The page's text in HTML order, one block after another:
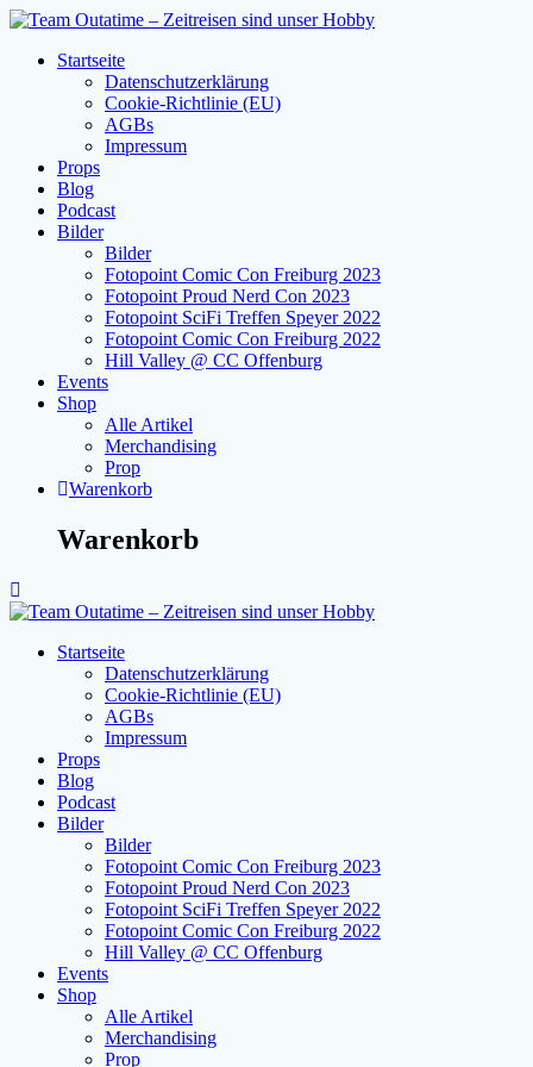
Zum
springenStartseite
Datenschutzerklärung
Cookie-Richtlinie (EU)
AGBs
Impressum
Props
Blog
Podcast
Bilder
Bilder
Fotopoint Comic Con Freiburg 2023
Fotopoint Proud Nerd Con 2023
Fotopoint SciFi Treffen Speyer 2022
Fotopoint Comic Con Freiburg 2022
Hill Valley @ CC Offenburg
Events
Shop
Alle Artikel
Merchandising
Prop
Warenkorb
Warenkorb
Startseite
Datenschutzerklärung
Cookie-Richtlinie (EU)
AGBs
Impressum
Props
Blog
Podcast
Bilder
Bilder
Fotopoint Comic Con Freiburg 2023
Fotopoint Proud Nerd Con 2023
Fotopoint SciFi Treffen Speyer 2022
Fotopoint Comic Con Freiburg 2022
Hill Valley @ CC Offenburg
Events
Shop
Alle Artikel
Merchandising
Prop